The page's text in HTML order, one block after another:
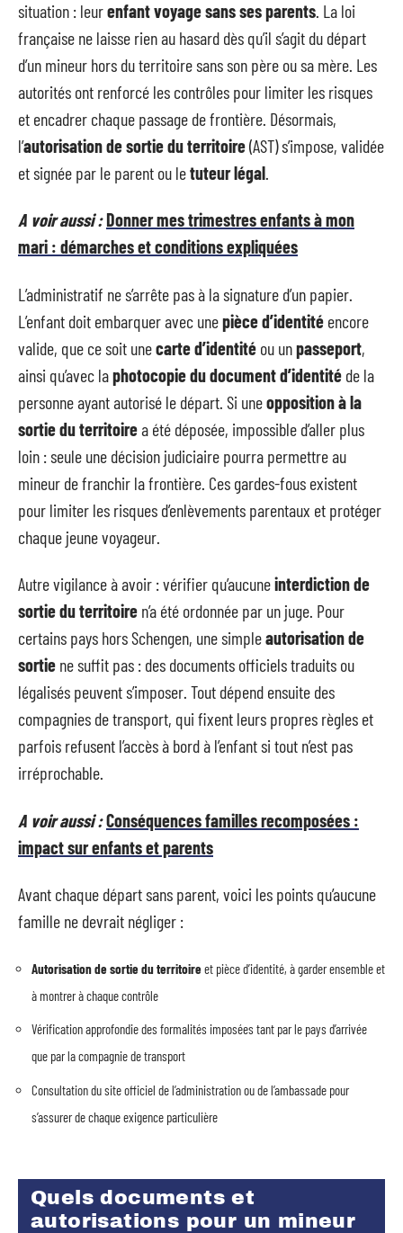
situation : leurenfant voyage sans ses parents . La loi
française ne laisse rien au hasard dès qu’il s’agit du départ
d’un mineur hors du territoire sans son père ou sa mère. Les
autorités ont renforcé les contrôles pour limiter les risques
et encadrer chaque passage de frontière. Désormais,
l’autorisation de sortie du territoire(AST) s’impose, validée
et signée par le parent ou letuteur légal
A voir aussi :Donner mes trimestres enfants à mon
mari : démarches et conditions expliquées
L’administratif ne s’arrête pas à la signature d’un papier.
L’enfant doit embarquer avec unepièce d’identité encore
valide, que ce soit unecarte d’identité ou unpasseport,
ainsi qu’avec laphotocopie du document d’identité de la
personne ayant autorisé le départ. Si uneopposition à la
sortie du territoirea été déposée, impossible d’aller plus
loin : seule une décision judiciaire pourra permettre au
mineur de franchir la frontière. Ces gardes-fous existent
pour limiter les risques d’enlèvements parentaux et protéger
chaque jeune voyageur.
Autre vigilance à avoir : vérifier qu’aucuneinterdiction de
sortie du territoire n’a été ordonnée par un juge. Pour
certains pays hors Schengen, une simpleautorisation de
sortie ne suffit pas : des documents officiels traduits ou
légalisés peuvent s’imposer. Tout dépend ensuite des
compagnies de transport, qui fixent leurs propres règles et
parfois refusent l’accès à bord à l’enfant si tout n’est pas
irréprochable.
A voir aussi :Conséquences familles recomposées :
impact sur enfants et parents
Avant chaque départ sans parent, voici les points qu’aucune
famille ne devrait négliger :
Autorisation de sortie du territoireet pièce d’identité, à garder ensemble et
à montrer à chaque contrôle
Vérification approfondie des formalités imposées tant par le pays d’arrivée
que par la compagnie de transport
Consultation du site officiel de l’administration ou de l’ambassade pour
s’assurer de chaque exigence particulière
Quels documents et
autorisations pour un mineur